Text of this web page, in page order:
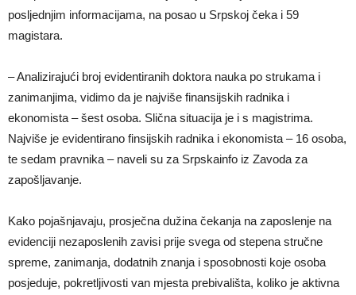
posljednjim informacijama, na posao u Srpskoj čeka i 59
magistara.
– Analizirajući broj evidentiranih doktora nauka po strukama i
zanimanjima, vidimo da je najviše finansijskih radnika i
ekonomista – šest osoba. Slična situacija je i s magistrima.
Najviše je evidentirano finsijskih radnika i ekonomista – 16 osoba,
te sedam pravnika – naveli su za Srpskainfo iz Zavoda za
zapošljavanje.
Kako pojašnjavaju, prosječna dužina čekanja na zaposlenje na
evidenciji nezaposlenih zavisi prije svega od stepena stručne
spreme, zanimanja, dodatnih znanja i sposobnosti koje osoba
posjeduje, pokretljivosti van mjesta prebivališta, koliko je aktivna